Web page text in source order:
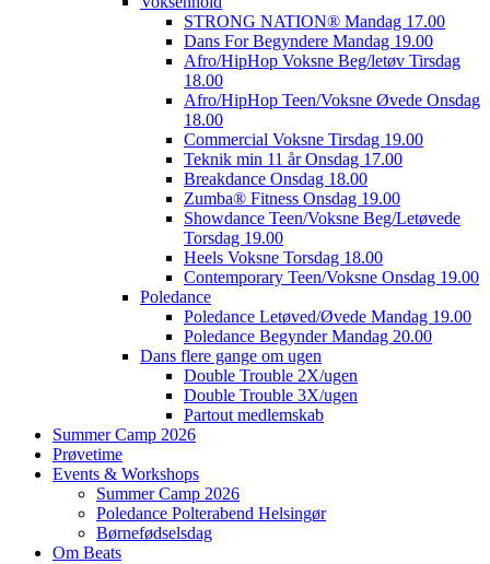
STRONG NATION® Mandag 17.00
Dans For Begyndere Mandag 19.00
Afro/HipHop Voksne Beg/letøv Tirsdag
18.00
Afro/HipHop Teen/Voksne Øvede Onsdag
18.00
Commercial Voksne Tirsdag 19.00
Teknik min 11 år Onsdag 17.00
Breakdance Onsdag 18.00
Zumba® Fitness Onsdag 19.00
Showdance Teen/Voksne Beg/Letøvede
Torsdag 19.00
Heels Voksne Torsdag 18.00
Contemporary Teen/Voksne Onsdag 19.00
Poledance
Poledance Letøved/Øvede Mandag 19.00
Poledance Begynder Mandag 20.00
Dans flere gange om ugen
Double Trouble 2X/ugen
Double Trouble 3X/ugen
Partout medlemskab
Summer Camp 2026
Prøvetime
Events & Workshops
Summer Camp 2026
Poledance Polterabend Helsingør
Børnefødselsdag
Om Beats